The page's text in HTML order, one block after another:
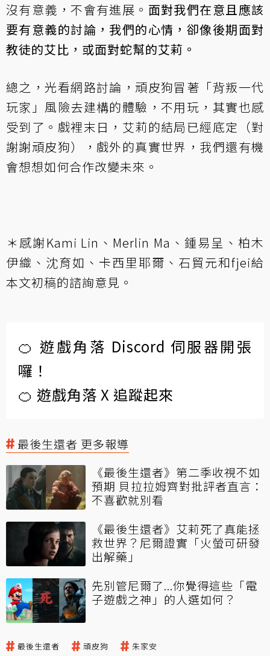
沒有意義，不會有進展。 面對我們在意且應該
要有意義的討論，我們的心情，卻像後期面對
教徒的艾比，或面對蛇幫的艾莉。
總之，光看網路討論，頑皮狗冒著「背叛一代
玩家」風險去建構的體驗，不用玩，其實也感
受到了。戲裡末日，艾莉的結局已經底定（對
謝謝頑皮狗），戲外的真實世界，我們還有機
會想想如何合作改變未來。
＊感謝Kami Lin、Merlin Ma、鍾易呈、柏木
伊織、沈育如、卡西里耶爾、石貿元和fjei給
本文初稿的諮詢意見。
🍊 遊戲角落 Discord 伺服器開張
囉！
🍊 遊戲角落 X 追蹤起來
最後生還者 更多報導
《最後生還者》第二季收視不如
預期 貝拉拉姆齊對批評者直言：
不喜歡就別看
《最後生還者》艾莉死了真能拯
救世界？尼爾證實「火螢可研發
出解藥」
先別管尼爾了...你覺得這些「電
子遊戲之神」的人選如何？
最後生還者 頑皮狗 朱家安